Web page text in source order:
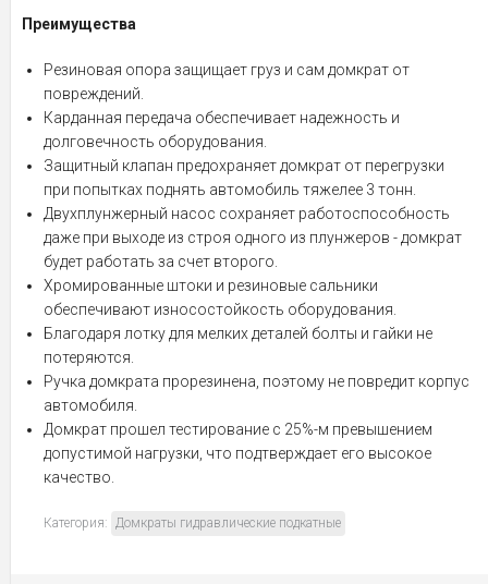
Преимущества
Резиновая опора защищает груз и сам домкрат от
повреждений.
Карданная передача обеспечивает надежность и
долговечность оборудования.
Защитный клапан предохраняет домкрат от перегрузки
при попытках поднять автомобиль тяжелее 3 тонн.
Двухплунжерный насос сохраняет работоспособность
даже при выходе из строя одного из плунжеров - домкрат
будет работать за счет второго.
Хромированные штоки и резиновые сальники
обеспечивают износостойкость оборудования.
Благодаря лотку для мелких деталей болты и гайки не
потеряются.
Ручка домкрата прорезинена, поэтому не повредит корпус
автомобиля.
Домкрат прошел тестирование с 25%-м превышением
допустимой нагрузки, что подтверждает его высокое
качество.
Категория: Домкраты гидравлические подкатные